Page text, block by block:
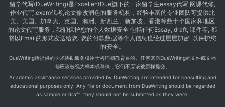
留学代写(DueWriting)是ExcellentDue旗下的一家留学生essay代写,网课代修,
作业代写,exam代考,论文修改润色的服务机构，经验丰富的专业团队可提供北
美、美国、加拿大、英国、澳洲、新西兰、新加坡、香港等数十个国家和地区
的论文代写服务，我们保护您的个人数据安全 包括任何Essay, draft, 课件等, 都
将以Email的形式发送给您. 您的付款数据等个人信息也经过层层加密, 以保护您
的安全。
DueWriting所提供的学术协助服务仅用于咨询和教育目的。任何来自DueWriting的文件或文档
都应该被视为样本或草稿，它们不应该被原样提交。
Academic assistance services provided by DueWriting are intended for consulting and
educational purposes only. Any file or document from DueWriting should be regarded
as sample or draft, they should not be submitted as they were.